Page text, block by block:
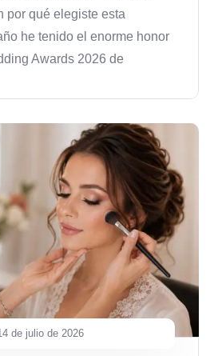
por qué elegiste esta
he tenido el enorme honor
Awards 2026 de
de julio de 2026